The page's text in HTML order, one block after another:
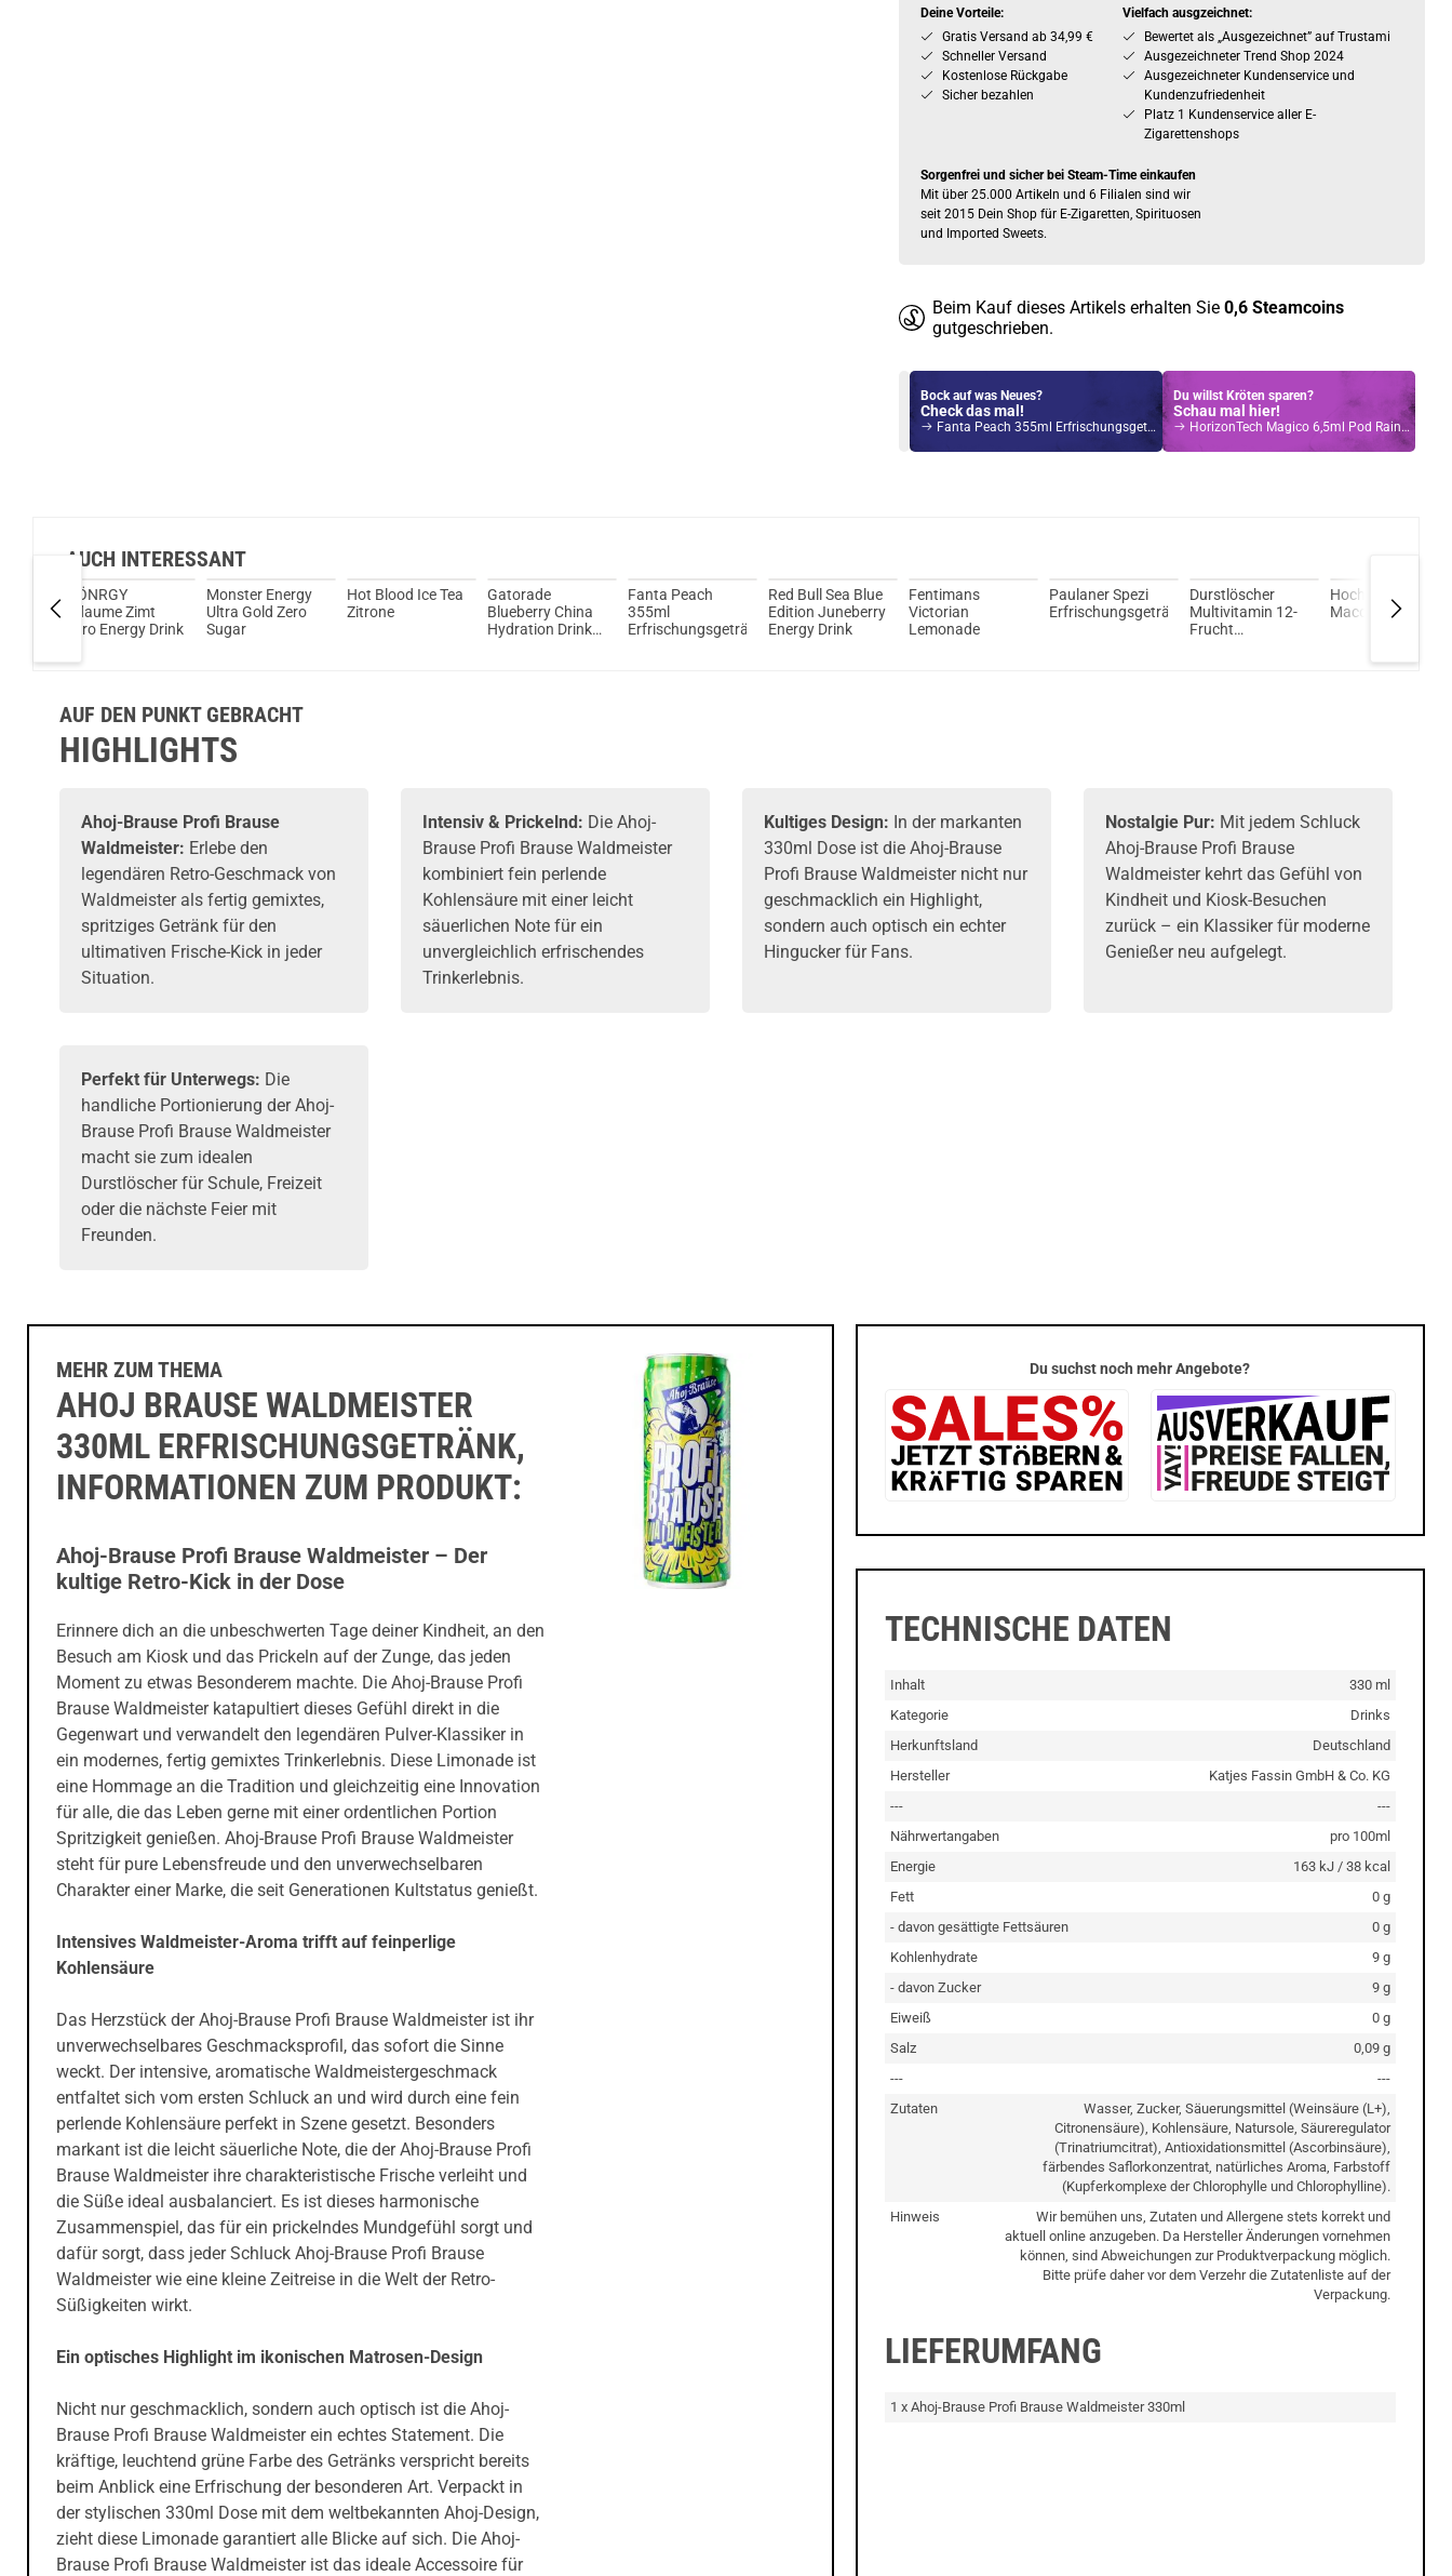
Deine Vorteile:
Gratis Versand ab 34,99 €
Schneller Versand
Kostenlose Rückgabe
Sicher bezahlen
Vielfach ausgzeichnet:
Bewertet als „Ausgezeichnet” auf Trustami
Ausgezeichneter Trend Shop 2024
Ausgezeichneter Kundenservice und
Kundenzufriedenheit
Platz 1 Kundenservice aller E-
Zigarettenshops
Sorgenfrei und sicher bei Steam-Time einkaufen
Mit über 25.000 Artikeln und 6 Filialen sind wir
seit 2015 Dein Shop für E-Zigaretten, Spirituosen
und Imported Sweets.
Beim Kauf dieses Artikels erhalten Sie 0,6 Steamcoins
gutgeschrieben.
Bock auf was Neues?
Check das mal!
Fanta Peach 355ml Erfrischungsgetränk
Du willst Kröten sparen?
Schau mal hier!
HorizonTech Magico 6,5ml Pod Rainbow
AUCH INTERESSANT
GÖNRGY
Pflaume Zimt
Zero Energy Drink
Monster Energy
Ultra Gold Zero
Sugar
Hot Blood Ice Tea
Zitrone
Gatorade
Blueberry China
Hydration Drink
Fanta Peach
355ml
Erfrischungsgetränk
Red Bull Sea Blue
Edition Juneberry
Energy Drink
Fentimans
Victorian
Lemonade
Paulaner Spezi
Erfrischungsgetränk
Durstlöscher
Multivitamin 12-
Frucht
Hochwald Eis-
Macchiato
AUF DEN PUNKT GEBRACHT
HIGHLIGHTS
Ahoj-Brause Profi Brause
Waldmeister: Erlebe den
legendären Retro-Geschmack von
Waldmeister als fertig gemixtes,
spritziges Getränk für den
ultimativen Frische-Kick in jeder
Situation.
Intensiv & Prickelnd: Die Ahoj-
Brause Profi Brause Waldmeister
kombiniert fein perlende
Kohlensäure mit einer leicht
säuerlichen Note für ein
unvergleichlich erfrischendes
Trinkerlebnis.
Kultiges Design: In der markanten
330ml Dose ist die Ahoj-Brause
Profi Brause Waldmeister nicht nur
geschmacklich ein Highlight,
sondern auch optisch ein echter
Hingucker für Fans.
Nostalgie Pur: Mit jedem Schluck
Ahoj-Brause Profi Brause
Waldmeister kehrt das Gefühl von
Kindheit und Kiosk-Besuchen
zurück – ein Klassiker für moderne
Genießer neu aufgelegt.
Perfekt für Unterwegs: Die
handliche Portionierung der Ahoj-
Brause Profi Brause Waldmeister
macht sie zum idealen
Durstlöscherfür Schule, Freizeit
oder die nächste Feier mit
Freunden.
MEHR ZUM THEMA
AHOJ BRAUSE WALDMEISTER
330ML ERFRISCHUNGSGETRÄNK,
INFORMATIONEN ZUM PRODUKT:
Ahoj-Brause Profi Brause Waldmeister – Der
kultige Retro-Kick in der Dose
Erinnere dich an die unbeschwerten Tage deiner Kindheit, an den
Besuch am Kiosk und das Prickeln auf der Zunge, das jeden
Moment zu etwas Besonderem machte. Die Ahoj-Brause Profi
Brause Waldmeister katapultiert dieses Gefühl direkt in die
Gegenwart und verwandelt den legendären Pulver-Klassiker in
ein modernes, fertig gemixtes Trinkerlebnis. Diese Limonade ist
eine Hommage an die Tradition und gleichzeitig eine Innovation
für alle, die das Leben gerne mit einer ordentlichen Portion
Spritzigkeit genießen. Ahoj-Brause Profi Brause Waldmeister
steht für pure Lebensfreude und den unverwechselbaren
Charakter einer Marke, die seit Generationen Kultstatus genießt.
Intensives Waldmeister-Aroma trifft auf feinperlige
Kohlensäure
Das Herzstück der Ahoj-Brause Profi Brause Waldmeister ist ihr
unverwechselbares Geschmacksprofil, das sofort die Sinne
weckt. Der intensive, aromatische Waldmeistergeschmack
entfaltet sich vom ersten Schluck an und wird durch eine fein
perlende Kohlensäure perfekt in Szene gesetzt. Besonders
markant ist die leicht säuerliche Note, die der Ahoj-Brause Profi
Brause Waldmeister ihre charakteristische Frische verleiht und
die Süße ideal ausbalanciert. Es ist dieses harmonische
Zusammenspiel, das für ein prickelndes Mundgefühl sorgt und
dafür sorgt, dass jeder Schluck Ahoj-Brause Profi Brause
Waldmeister wie eine kleine Zeitreise in die Welt der Retro-
Süßigkeiten wirkt.
Ein optisches Highlight im ikonischen Matrosen-Design
Nicht nur geschmacklich, sondern auch optisch ist die Ahoj-
Brause Profi Brause Waldmeister ein echtes Statement. Die
kräftige, leuchtend grüne Farbe des Getränks verspricht bereits
beim Anblick eine Erfrischung der besonderen Art. Verpackt in
der stylischen 330ml Dose mit dem weltbekannten Ahoj-Design,
zieht diese Limonade garantiert alle Blicke auf sich. Die Ahoj-
Brause Profi Brause Waldmeister ist das ideale Accessoire für
Du suchst noch mehr Angebote?
TECHNISCHE DATEN
Inhalt
330 ml
Kategorie
Drinks
Herkunftsland
Deutschland
Hersteller
Katjes Fassin GmbH & Co. KG
---
---
Nährwertangaben
pro 100ml
Energie
163 kJ / 38 kcal
Fett
0 g
- davon gesättigte Fettsäuren
0 g
Kohlenhydrate
9 g
- davon Zucker
9 g
Eiweiß
0 g
Salz
0,09 g
---
---
Zutaten
Wasser, Zucker, Säuerungsmittel (Weinsäure (L+),
Citronensäure), Kohlensäure, Natursole, Säureregulator
(Trinatriumcitrat), Antioxidationsmittel (Ascorbinsäure),
färbendes Saflorkonzentrat, natürliches Aroma, Farbstoff
(Kupferkomplexe der Chlorophylle und Chlorophylline).
Hinweis
Wir bemühen uns, Zutaten und Allergene stets korrekt und
aktuell online anzugeben. Da Hersteller Änderungen vornehmen
können, sind Abweichungen zur Produktverpackung möglich.
Bitte prüfe daher vor dem Verzehr die Zutatenliste auf der
Verpackung.
LIEFERUMFANG
1 x Ahoj-Brause Profi Brause Waldmeister 330ml